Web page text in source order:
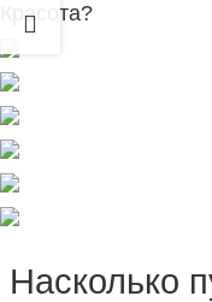
Красота?
Насколько